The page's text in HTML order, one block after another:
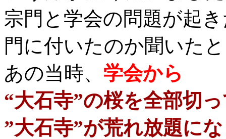
宗門と学会の問題が起
門に付いたのか聞いた
あの当時、 学会から
“大石寺”の桜を全部切
”大石寺”が荒れ放題に